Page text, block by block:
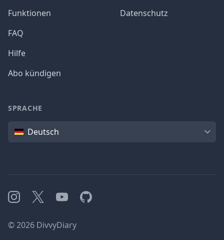
Funktionen
FAQ
Hilfe
Abo kündigen
Datenschutz
SPRACHE
SpracheDeutsch
Instagram
X YouTubeGitHub
©2026 DivvyDiary